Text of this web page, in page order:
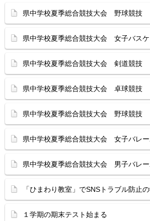
県中学校夏季総合競技大会 野球競技
県中学校夏季総合競技大会 女子バス
県中学校夏季総合競技大会 剣道競技
県中学校夏季総合競技大会 卓球競技
県中学校夏季総合競技大会 野球競技
県中学校夏季総合競技大会 女子バレ
県中学校夏季総合競技大会 男子バレ
「ひまわり教室」でSNSトラブル防止
１学期の期末テスト始まる